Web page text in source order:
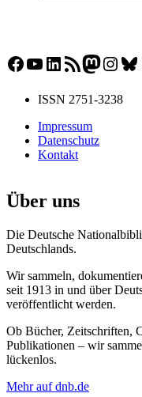
Facebook
YouTube
LinkedIn
RSS-Feed
ISSN 2751-3238
Impressum
Datenschutz
Kontakt
Über uns
Die Deutsche
Deutschlands.
Wir sammeln,
seit 1913 in und über
veröffentlicht werden.
Ob Bücher, Zeitschriften,
Publikationen – wir
lückenlos.
Mehr auf dnb.de